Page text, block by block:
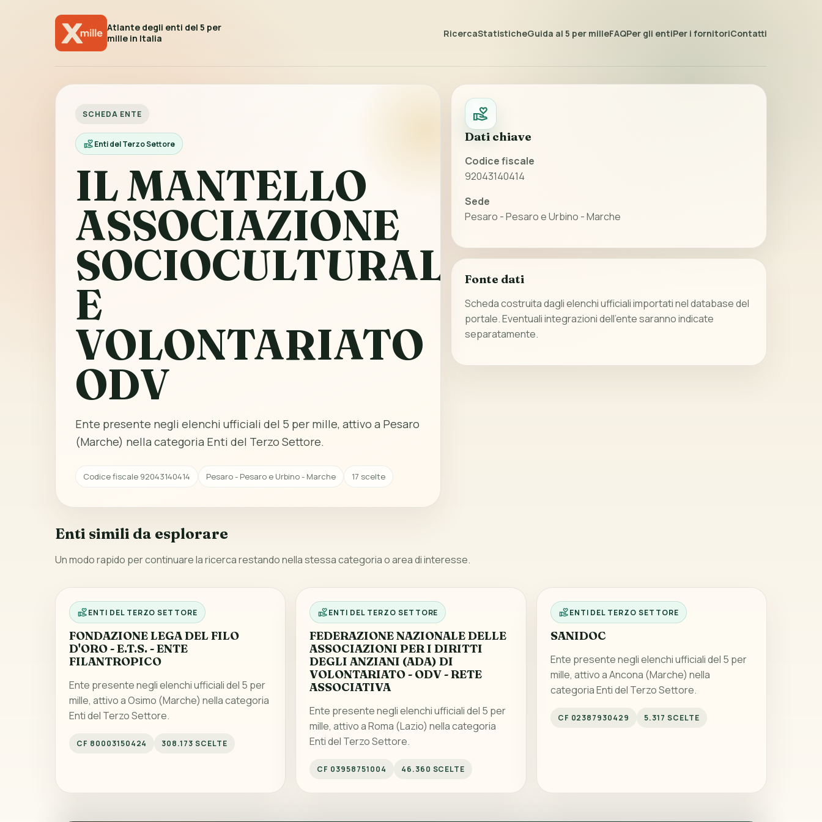
Atlante degli enti del 5 per
mille in Italia
RicercaStatisticheGuida al 5 per milleFAQPer gli entiPer i fornitoriContatti
SCHEDA ENTE
Enti del Terzo Settore
IL MANTELLO
ASSOCIAZIONE
SOCIOCULTURALE
E
VOLONTARIATO
ODV
Ente presente negli elenchi ufficiali del 5 per mille, attivo a Pesaro
(Marche) nella categoria Enti del Terzo Settore.
Codice fiscale 92043140414 Pesaro - Pesaro e Urbino - Marche 17 scelte
Dati chiave
Codice fiscale
92043140414
Sede
Pesaro - Pesaro e Urbino - Marche
Fonte dati
Scheda costruita dagli elenchi ufficiali importati nel database del
portale. Eventuali integrazioni dell’ente saranno indicate
separatamente.
Enti simili da esplorare
Un modo rapido per continuare la ricerca restando nella stessa categoria o area di interesse.
ENTI DEL TERZO SETTORE
FONDAZIONE LEGA DEL FILO
D'ORO - E.T.S. - ENTE
FILANTROPICO
Ente presente negli elenchi ufficiali del 5 per
mille, attivo a Osimo (Marche) nella categoria
Enti del Terzo Settore.
CF 80003150424 308.173 SCELTE
ENTI DEL TERZO SETTORE
FEDERAZIONE NAZIONALE DELLE
ASSOCIAZIONI PER I DIRITTI
DEGLI ANZIANI (ADA) DI
VOLONTARIATO - ODV - RETE
ASSOCIATIVA
Ente presente negli elenchi ufficiali del 5 per
mille, attivo a Roma (Lazio) nella categoria
Enti del Terzo Settore.
CF 03958751004 46.360 SCELTE
ENTI DEL TERZO SETTORE
SANIDOC
Ente presente negli elenchi ufficiali del 5 per
mille, attivo a Ancona (Marche) nella
categoria Enti del Terzo Settore.
CF 02387930429 5.317 SCELTE